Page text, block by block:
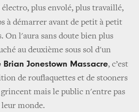
plus envolé, plus travaillé,
à démarrer avant de petit à petit
On l'aura sans doute bien plus
au deuxième sous sol d'un
Brian Jonestown Massacre, c’est
de rouflaquettes et de stooners
mais le public n'entre pas
monde.